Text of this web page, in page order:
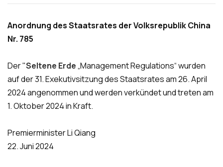
Anordnung des Staatsrates der Volksrepublik China
Nr. 785
Der "Seltene Erde„Management Regulations“ wurden
auf der 31. Exekutivsitzung des Staatsrates am 26. April
2024 angenommen und werden verkündet und treten am
1. Oktober 2024 in Kraft.
Premierminister Li Qiang
22. Juni 2024